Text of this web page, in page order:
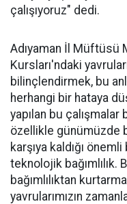
çalışıyoruz" dedi.
Adıyaman İl Müftüsü
Kursları'ndaki
bilinçlendirmek, bu
herhangi bir hataya
yapılan bu
özellikle günümüzde
karşıya kaldığı
teknolojik bağımlılık.
bağımlılıktan
yavrularımızın